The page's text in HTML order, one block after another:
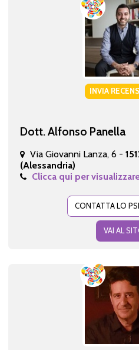
INVIA
Dott. Alfonso Panella
Via Giovanni Lanza, 6 -
(Alessandria)
Clicca qui per
CONTATTA LO
VAI AL